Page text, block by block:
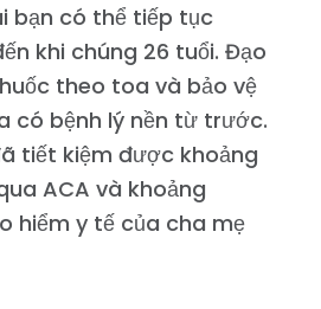
bạn có thể tiếp tục
khi chúng 26 tuổi. Đạo
theo toa và bảo vệ
có bệnh lý nền từ trước.
tiết kiệm được khoảng
ACA và khoảng
hiểm y tế của cha mẹ